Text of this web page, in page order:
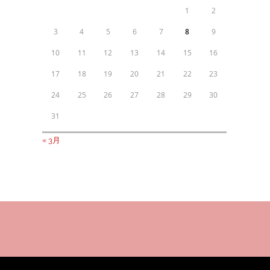
1 2
3 4 5 6 7 8 9
10 11 12 13 14 15 16
17 18 19 20 21 22 23
24 25 26 27 28 29 30
31
« 3月